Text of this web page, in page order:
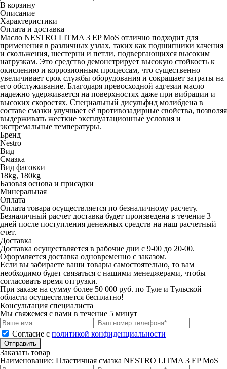
В корзину
Описание
Характеристики
Оплата и доставка
Масло NESTRO LITMA 3 EP MoS отлично подходит для
применения в различных узлах, таких как подшипники качения
и скольжения, шестерни и петли, подвергающихся высоким
нагрузкам. Это средство демонстрирует высокую стойкость к
окислению и коррозионным процессам, что существенно
увеличивает срок службы оборудования и сокращает затраты на
его обслуживание. Благодаря превосходной адгезии масло
надежно удерживается на поверхностях даже при вибрации и
высоких скоростях. Специальный дисульфид молибдена в
составе смазки улучшает её противозадирные свойства, позволяя
выдерживать жесткие эксплуатационные условия и
экстремальные температуры.
Бренд
Nestro
Вид
Смазка
Вид фасовки
18kg, 180kg
Базовая основа и присадки
Минеральная
Оплата
Оплата товара осуществляется по безналичному расчету.
Безналичный расчет доставка будет произведена в течение 3
дней после поступления денежных средств на наш расчетный
счет.
Доставка
Доставка осуществляется в рабочие дни с 9-00 до 20-00.
Оформляется доставка одновременно с заказом.
Если вы забираете ваши товары самостоятельно, то вам
необходимо будет связаться с нашими менеджерами, чтобы
согласовать время отгрузки.
При заказе на сумму более 50 000 руб. по Туле и Тульской
области осуществляется бесплатно!
Консультация специалиста
Мы свяжемся с вами в течение 5 минут
Cогласие с политикой конфиденциальности
Отправить
Заказать товар
Наименование: Пластичная смазка NESTRO LITMA 3 EP MoS